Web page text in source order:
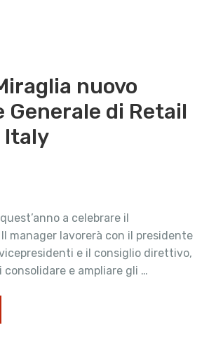
nuovo
di Retail
a celebrare il
manager lavorerà con il presidente
e il consiglio direttivo,
consolidare e ampliare gli …